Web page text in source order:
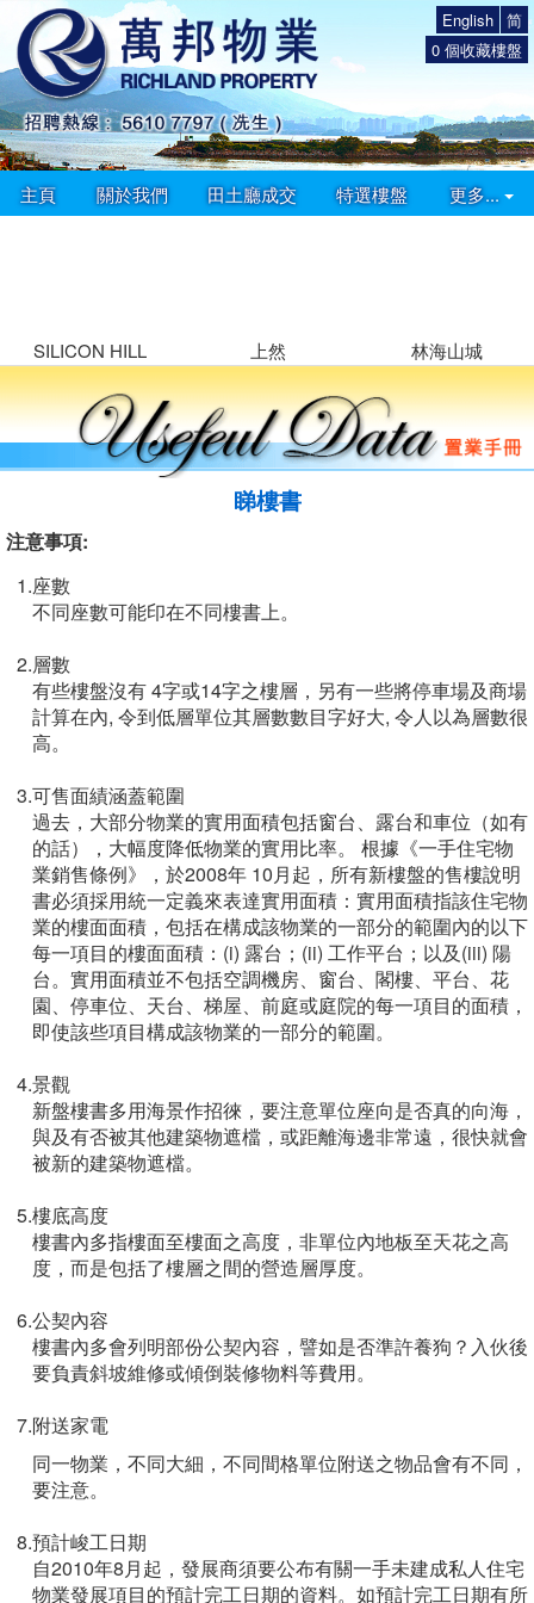
简
English
0 個收藏樓盤
主頁 關於我們 田土廳成交 特選樓盤 更多...
SILICON HILL 上然 林海山城
睇樓書
注意事項:
1.座數
不同座數可能印在不同樓書上。
2.層數
有些樓盤沒有 4字或14字之樓層，另有一些將停車場及商場
計算在內, 令到低層單位其層數數目字好大, 令人以為層數很
高。
3.可售面績涵蓋範圍
過去，大部分物業的實用面積包括窗台、露台和車位（如有
的話），大幅度降低物業的實用比率。 根據《一手住宅物
業銷售條例》，於2008年 10月起，所有新樓盤的售樓說明
書必須採用統一定義來表達實用面積：實用面積指該住宅物
業的樓面面積，包括在構成該物業的一部分的範圍內的以下
每一項目的樓面面積：(i) 露台；(ii) 工作平台；以及(iii) 陽
台。實用面積並不包括空調機房、窗台、閣樓、平台、花
園、停車位、天台、梯屋、前庭或庭院的每一項目的面積，
即使該些項目構成該物業的一部分的範圍。
4.景觀
新盤樓書多用海景作招徠，要注意單位座向是否真的向海，
與及有否被其他建築物遮檔，或距離海邊非常遠，很快就會
被新的建築物遮檔。
5.樓底高度
樓書內多指樓面至樓面之高度，非單位內地板至天花之高
度，而是包括了樓層之間的營造層厚度。
6.公契內容
樓書內多會列明部份公契內容，譬如是否準許養狗？入伙後
要負責斜坡維修或傾倒裝修物料等費用。
7.附送家電
同一物業，不同大細，不同間格單位附送之物品會有不同，
要注意。
8.預計峻工日期
自2010年8月起，發展商須要公布有關一手未建成私人住宅
物業發展項目的預計完工日期的資料。如預計完工日期有所